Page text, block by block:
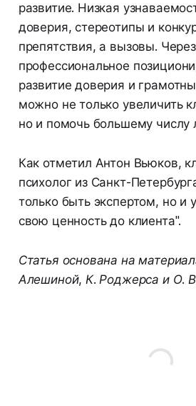
развитие. Низкая
доверия, стереотипы и
препятствия, а вызовы. Через
профессиональное
развитие доверия и
можно не только увеличить
но и помочь большему числу
Как отметил Антон Вьюков,
психолог из Санкт-
только быть экспертом, но и
свою ценность до клиента".
Статья основана на
Алешиной, К. Роджерса и О.